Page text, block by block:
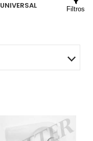
UNIVERSAL Filtros